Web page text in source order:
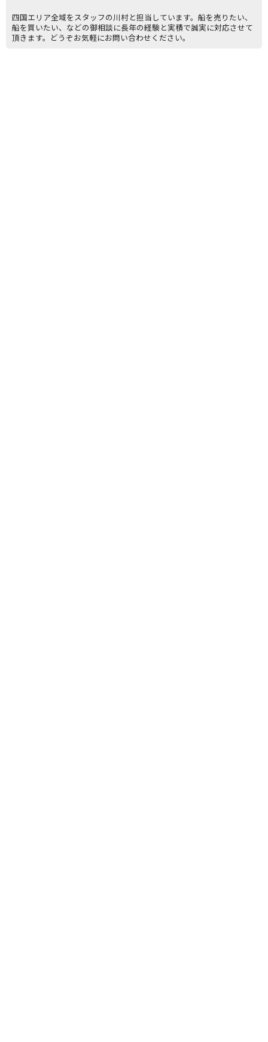
四国エリア全域をスタッフの川村と担当しています。船を売りたい、
船を買いたい、などの御相談に長年の経験と実積で誠実に対応させて
頂きます。どうぞお気軽にお問い合わせください。